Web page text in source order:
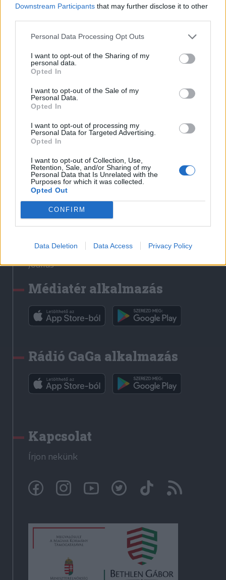
Downstream Participants that may further disclose it to other
Personal Data Processing Opt Outs
I want to opt-out of the Sharing of my
personal data.
Opted In
I want to opt-out of the Sale of my
Personal Data.
Opted In
I want to opt-out of processing my
Personal Data for Targeted Advertising.
Opted In
I want to opt-out of Collection, Use,
Retention, Sale, and/or Sharing of my
Personal Data that Is Unrelated with the
Purposes for which it was collected.
Opted Out
CONFIRM
Data Deletion Data Access Privacy Policy
Hozzászólási szabályzat
Nyomtatott lapjaink archívuma
Székely Hírmondó archívuma
Sütibeállítások
Médiatér
Liget
Krónika
Bihari Napló
Erdélyi Napló
Főtér
Rádió GaGa
Jóállás
Médiatér alkalmazás
Rádió GaGa alkalmazás
Kapcsolat
Írjon nekünk